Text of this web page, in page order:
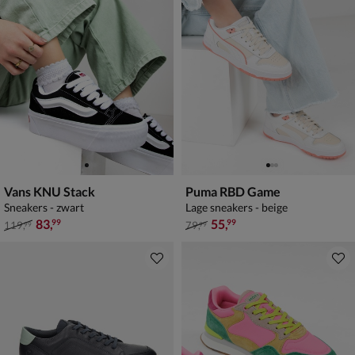
Vans KNU Stack
Sneakers - zwart
van € 119,99 voor € 83,99
119,99 83,99
Puma RBD Game
Lage sneakers - beige
van € 79,99 voor € 55,99
79,99 55,99